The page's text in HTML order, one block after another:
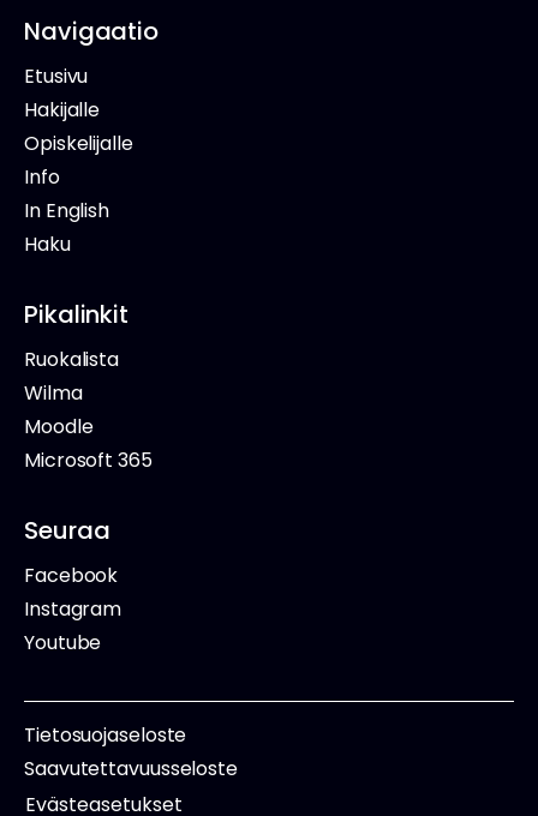
Navigaatio
Etusivu
Hakijalle
Opiskelijalle
Info
In English
Haku
Pikalinkit
Ruokalista
Wilma
Moodle
Microsoft 365
Seuraa
Facebook
Instagram
Youtube
Tietosuojaseloste
Saavutettavuusseloste
Evästeasetukset